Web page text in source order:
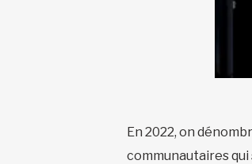
En 2022, on
communautaires qui